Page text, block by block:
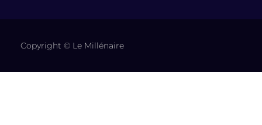
Copyright © Le Millénaire